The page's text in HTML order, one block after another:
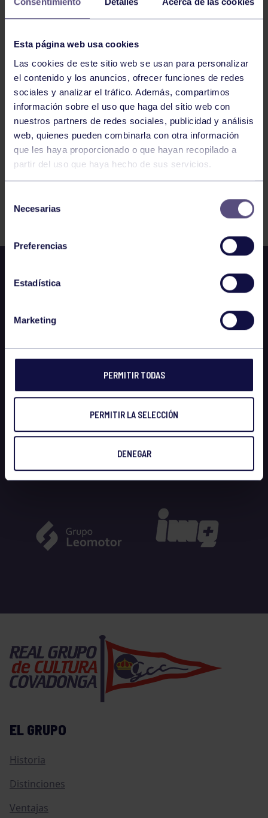
Esta página web usa cookies
Las cookies de este sitio web se usan para personalizar
el contenido y los anuncios, ofrecer funciones de redes
sociales y analizar el tráfico. Además, compartimos
información sobre el uso que haga del sitio web con
nuestros partners de redes sociales, publicidad y análisis
web, quienes pueden combinarla con otra información
que les haya proporcionado o que hayan recopilado a
partir del uso que haya hecho de sus servicios.
Necesarias
Preferencias
Estadística
Marketing
PERMITIR TODAS
PERMITIR LA SELECCIÓN
DENEGAR
16
MARTES
JUNIO 2026
ENGANCHATE AL DEPORTE – BILLAR
1 2 3 4 5 6 7
FILTRAR
EL GRUPO
Historia
Distinciones
Ventajas